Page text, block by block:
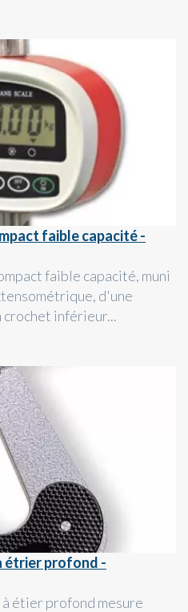
faible capacité -
faible capacité, muni
d'une
inférieur...
étrier profond -
étier profond mesure